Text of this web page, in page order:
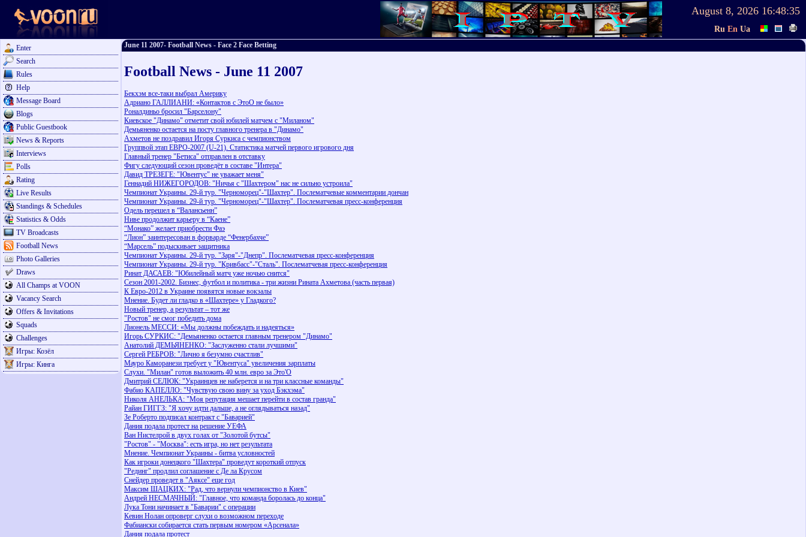
August 8, 2026 16:48:35
Ru En Ua
Enter
Search
Rules
Help
Message Board
Blogs
Public Guestbook
News & Reports
Interviews
Polls
Rating
Live Results
Standings & Schedules
Statistics & Odds
TV Broadcasts
Football News
Photo Galleries
Draws
All Champs at VOON
Vacancy Search
Offers & Invitations
Squads
Challenges
Игры: Козёл
Игры: Кинга
June 11 2007- Football News - Face 2 Face Betting
Football News - June 11 2007
Бекхэм все-таки выбрал Америку
Адриано ГАЛЛИАНИ: «Контактов с ЭтоО не было»
Роналдиньо бросил "Барселону"
Киевское "Динамо" отметит свой юбилей матчем с "Миланом"
Демьяненко остается на посту главного тренера в "Динамо"
Ахметов не поздравил Игоря Суркиса с чемпионством
Группвой этап ЕВРО-2007 (U-21). Статистика матчей первого игрового дня
Главный тренер "Бетиса" отправлен в отставку
Фигу следующий сезон проведёт в составе "Интера"
Давид ТРЕЗЕГЕ: "Ювентус" не уважает меня"
Геннадий НИЖЕГОРОДОВ: "Ничья с "Шахтером" нас не сильно устроила"
Чемпионат Украины. 29-й тур. "Черноморец"-"Шахтер". Послематчевые комментарии дончан
Чемпионат Украины. 29-й тур. "Черноморец"-"Шахтер". Послематчевая пресс-конференция
Одель перешел в “Валансьенн”
Ниве продолжит карьеру в “Каене”
“Монако” желает приобрести Фаэ
“Лион” заинтересован в форварде “Фенербахче”
“Марсель” подыскивает защитника
Чемпионат Украины. 29-й тур. "Заря"-"Днепр". Послематчевая пресс-конференция
Чемпионат Украины. 29-й тур. "Кривбасс"-"Сталь". Послематчевая пресс-конференция
Ринат ДАСАЕВ: "Юбилейный матч уже ночью снится"
Сезон 2001-2002. Бизнес, футбол и политика - три жизни Рината Ахметова (часть первая)
К Евро-2012 в Украине появятся новые вокзалы
Мнение. Будет ли гладко в «Шахтере» у Гладкого?
Новый тренер, а результат – тот же
"Ростов" не смог победить дома
Лионель МЕССИ: «Мы должны побеждать и надеяться»
Игорь СУРКИС: "Демьяненко остается главным тренером "Динамо"
Анатолий ДЕМЬЯНЕНКО: "Заслуженно стали лучшими"
Сергей РЕБРОВ: "Лично я безумно счастлив"
Мауро Каморанези требует у "Ювентуса" увеличения зарплаты
Слухи. "Милан" готов выложить 40 млн. евро за Это'О
Дмитрий СЕЛЮК: "Украинцев не наберется и на три классные команды"
Фабио КАПЕЛЛО: "Чувствую свою вину за уход Бэкхэма"
Николя АНЕЛЬКА: "Моя репутация мешает перейти в состав гранда"
Райан ГИГГЗ: "Я хочу идти дальше, а не оглядываться назад"
Зе Роберто подписал контракт с "Баварией"
Дания подала протест на решение УЕФА
Ван Нистелрой в двух голах от "Золотой бутсы"
"Ростов" - "Москва": есть игра, но нет результата
Мнение. Чемпионат Украины - битва условностей
Как игроки донецкого "Шахтера" проведут короткий отпуск
"Рединг" продлил соглашение с Де ла Крусом
Снейдер проведет в "Аяксе" еще год
Максим ШАЦКИХ: "Рад, что вернули чемпионство в Киев"
Андрей НЕСМАЧНЫЙ: "Главное, что команда боролась до конца"
Лука Тони начинает в "Баварии" с операции
Кевин Нолан опроверг слухи о возможном переходе
Фабиански собирается стать первым номером «Арсенала»
Дания подала протест